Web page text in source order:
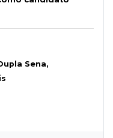
Sena,